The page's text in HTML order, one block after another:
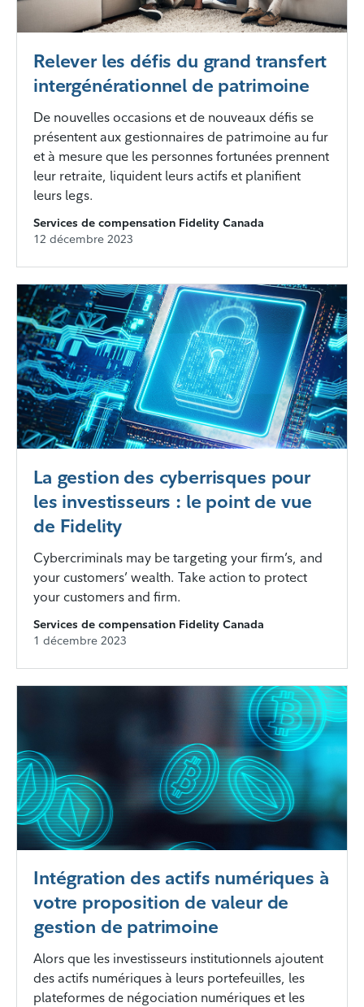
Relever les défis du grand transfert
intergénérationnel de patrimoine
De nouvelles occasions et de nouveaux défis se
présentent aux gestionnaires de patrimoine au fur
et à mesure que les personnes fortunées prennent
leur retraite, liquident leurs actifs et planifient
leurs legs.
Services de compensation Fidelity Canada
12 décembre 2023
La gestion des cyberrisques pour
les investisseurs : le point de vue
de Fidelity
Cybercriminals may be targeting your firm’s, and
your customers’ wealth. Take action to protect
your customers and firm.
Services de compensation Fidelity Canada
1 décembre 2023
Intégration des actifs numériques à
votre proposition de valeur de
gestion de patrimoine
Alors que les investisseurs institutionnels ajoutent
des actifs numériques à leurs portefeuilles, les
plateformes de négociation numériques et les